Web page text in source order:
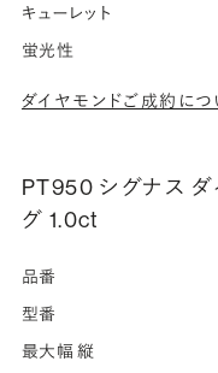
キューレット
蛍光性
ダイヤモンドご成約に
PT950 シグナス ダ
グ 1.0ct
品番
型番
最大幅 縦